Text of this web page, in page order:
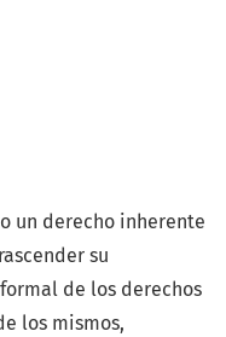
un derecho inherente
su
de los derechos
los mismos,